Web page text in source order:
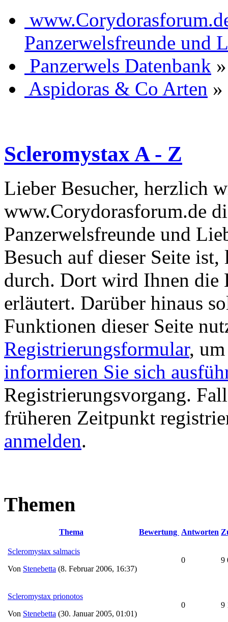
Panzerwelsfreunde und
Panzerwels Datenbank »
Aspidoras & Co Arten »
Scleromystax A - Z
Lieber Besucher, herzlich
www.Corydorasforum.de
Panzerwelsfreunde und
Besuch auf dieser Seite
durch. Dort wird Ihnen die
erläutert. Darüber hinaus
Funktionen dieser Seite
Registrierungsformular,
informieren Sie sich
Registrierungsvorgang.
früheren Zeitpunkt
anmelden.
Themen
Thema Bewertung Antworten
Scleromystax salmacis
Von Stenebetta (8. Februar 2006, 16:37)
0 9
Scleromystax prionotos
Von Stenebetta (30. Januar 2005, 01:01)
0 9